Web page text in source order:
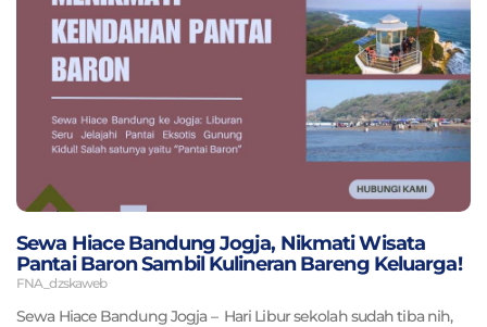
Sewa Hiace Bandung Jogja, Nikmati Wisata
Pantai Baron Sambil Kulineran Bareng Keluarga!
FNA_dzskaweb
Sewa Hiace Bandung Jogja – Hari Libur sekolah sudah tiba nih,